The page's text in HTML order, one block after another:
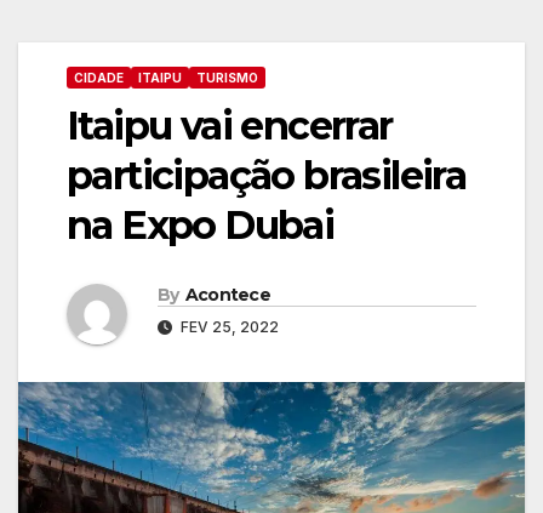
CIDADE ITAIPU TURISMO
Itaipu vai encerrar
participação brasileira
na Expo Dubai
By Acontece
FEV 25, 2022